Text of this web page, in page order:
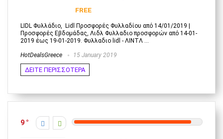
FREE
LIDL Φυλλάδιο, Lidl Προσφορές Φυλλαδίου από 14/01/2019 |
Προσφορές Εβδομάδας, Λιδλ Φυλλαδιο προσφορών από 14-01-
2019 έως 19-01-2019. Φυλλαδιο lidl - ΛΙΝΤΛ ...
HotDealsGreece 15 January 2019
ΔΕΙΤΕ ΠΕΡΙΣΣΟΤΕΡΑ
9